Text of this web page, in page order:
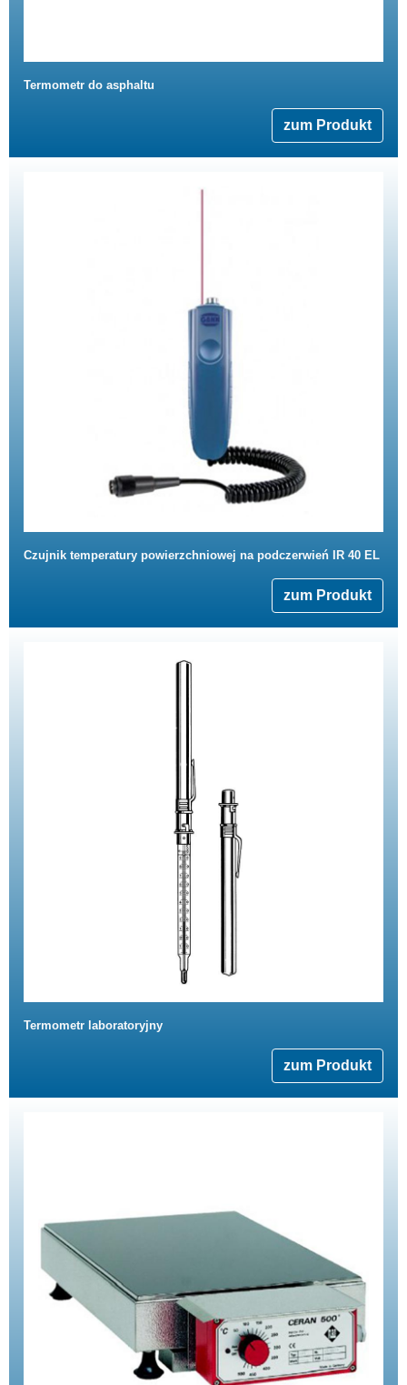
Termometr do asphaltu
zum Produkt
Czujnik temperatury powierzchniowej na podczerwień IR 40 EL
zum Produkt
Termometr laboratoryjny
zum Produkt